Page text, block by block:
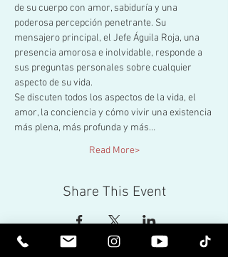
de su cuerpo con amor, sabiduría y una
poderosa percepción penetrante. Su
mensajero principal, el Jefe Águila Roja, una
presencia amorosa e inolvidable, responde a
sus preguntas personales sobre cualquier
aspecto de su vida.
Se discuten todos los aspectos de la vida, el
amor, la conciencia y cómo vivir una existencia
más plena, más profunda y más…
Read More>
Share This Event